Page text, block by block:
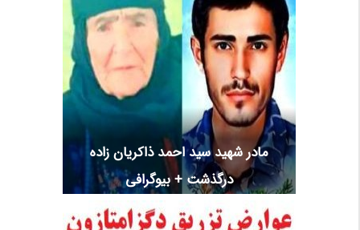
مادر شهید سید احمد ذاکریان زاده
درگذشت + بیوگرافی